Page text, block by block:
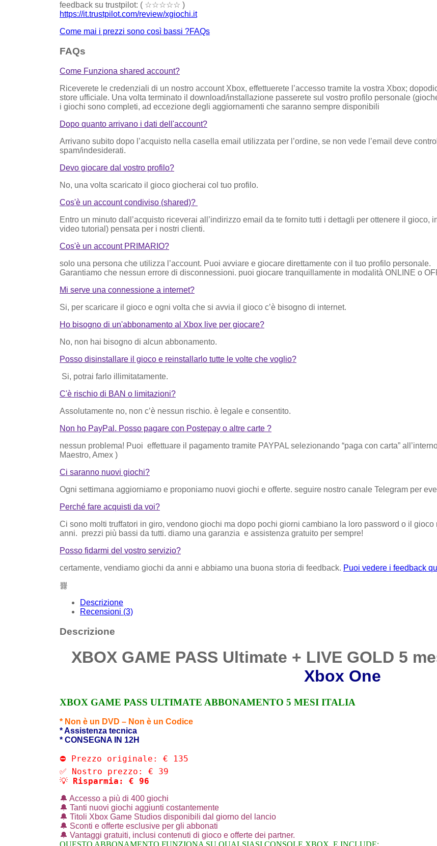
feedback su trustpilot: ( ☆☆☆☆☆ )
https://it.trustpilot.com/review/xgiochi.it
Come mai i prezzi sono così bassi ?​FAQs
FAQs
Come Funziona shared account?
Riceverete le credenziali di un nostro account Xbox, effettuerete l’accesso tramite la vostra Xbox;
store ufficiale. Una volta terminato il download/installazione passerete sul vostro profilo personale
i giochi sono completi, ad eccezione degli aggiornamenti che saranno sempre disponibili
Dopo quanto arrivano i dati dell'account?
Arrivano subito dopo l’acquisto nella casella email utilizzata per l’ordine, se non vede l’email deve
spam/indesiderati.
Devo giocare dal vostro profilo?
No, una volta scaricato il gioco giocherai col tuo profilo.
Cos'è un account condiviso (shared)?
Entro un minuto dall’acquisto riceverai all’indirizzo email da te fornito tutti i dettagli per ottenere il
video tutorial) pensata per i nostri clienti.
Cos'è un account PRIMARIO?
solo una persona che utilizza l’account. Puoi avviare e giocare direttamente con il tuo profilo personale.
Garantiamo che nessun errore di disconnessioni. puoi giocare tranquillamente in modalità ONLINE o
Mi serve una connessione a internet?
Si, per scaricare il gioco e ogni volta che si avvia il gioco c’è bisogno di internet.
Ho bisogno di un'abbonamento al Xbox live per giocare?
No, non hai bisogno di alcun abbonamento.
Posso disinstallare il gioco e reinstallarlo tutte le volte che voglio?
Si, potrai farlo illimitatamente.
C'è rischio di BAN o limitazioni?
Assolutamente no, non c’è nessun rischio. è legale e consentito.
Non ho PayPal. Posso pagare con Postepay o altre carte ?
nessun problema! Puoi effettuare il pagamento tramite PAYPAL selezionando “paga con carta”
Maestro, Amex )
Ci saranno nuovi giochi?
Ogni settimana aggiorniamo e proponiamo nuovi giochi e offerte. seguire nostro canale Telegram per
Perché fare acquisti da voi?
Ci sono molti truffatori in giro, vendono giochi ma dopo pochi giorni cambiano la loro password o il
anni. prezzi più bassi da tutti. diamo una garanzia e assistenza gratuito per sempre!
Posso fidarmi del vostro servizio?
certamente, vendiamo giochi da anni e abbiamo una buona storia di feedback. Puoi vedere i feedback
Descrizione
Recensioni (3)
Descrizione
XBOX GAME PASS Ultimate + LIVE GOLD 5
Xbox One
XBOX GAME PASS ULTIMATE ABBONAMENTO 5 MESI ITALIA
* Non è un DVD – Non è un Codice
* Assistenza tecnica
* CONSEGNA IN 12H
⛔ Prezzo originale: € 135
✅ Nostro prezzo: € 39
💡
Risparmia: € 96
🔔 Accesso a più di 400 giochi
🔔 Tanti nuovi giochi aggiunti costantemente
🔔 Titoli Xbox Game Studios disponibili dal giorno del lancio
🔔 Sconti e offerte esclusive per gli abbonati
🔔 Vantaggi gratuiti, inclusi contenuti di gioco e offerte dei partner.